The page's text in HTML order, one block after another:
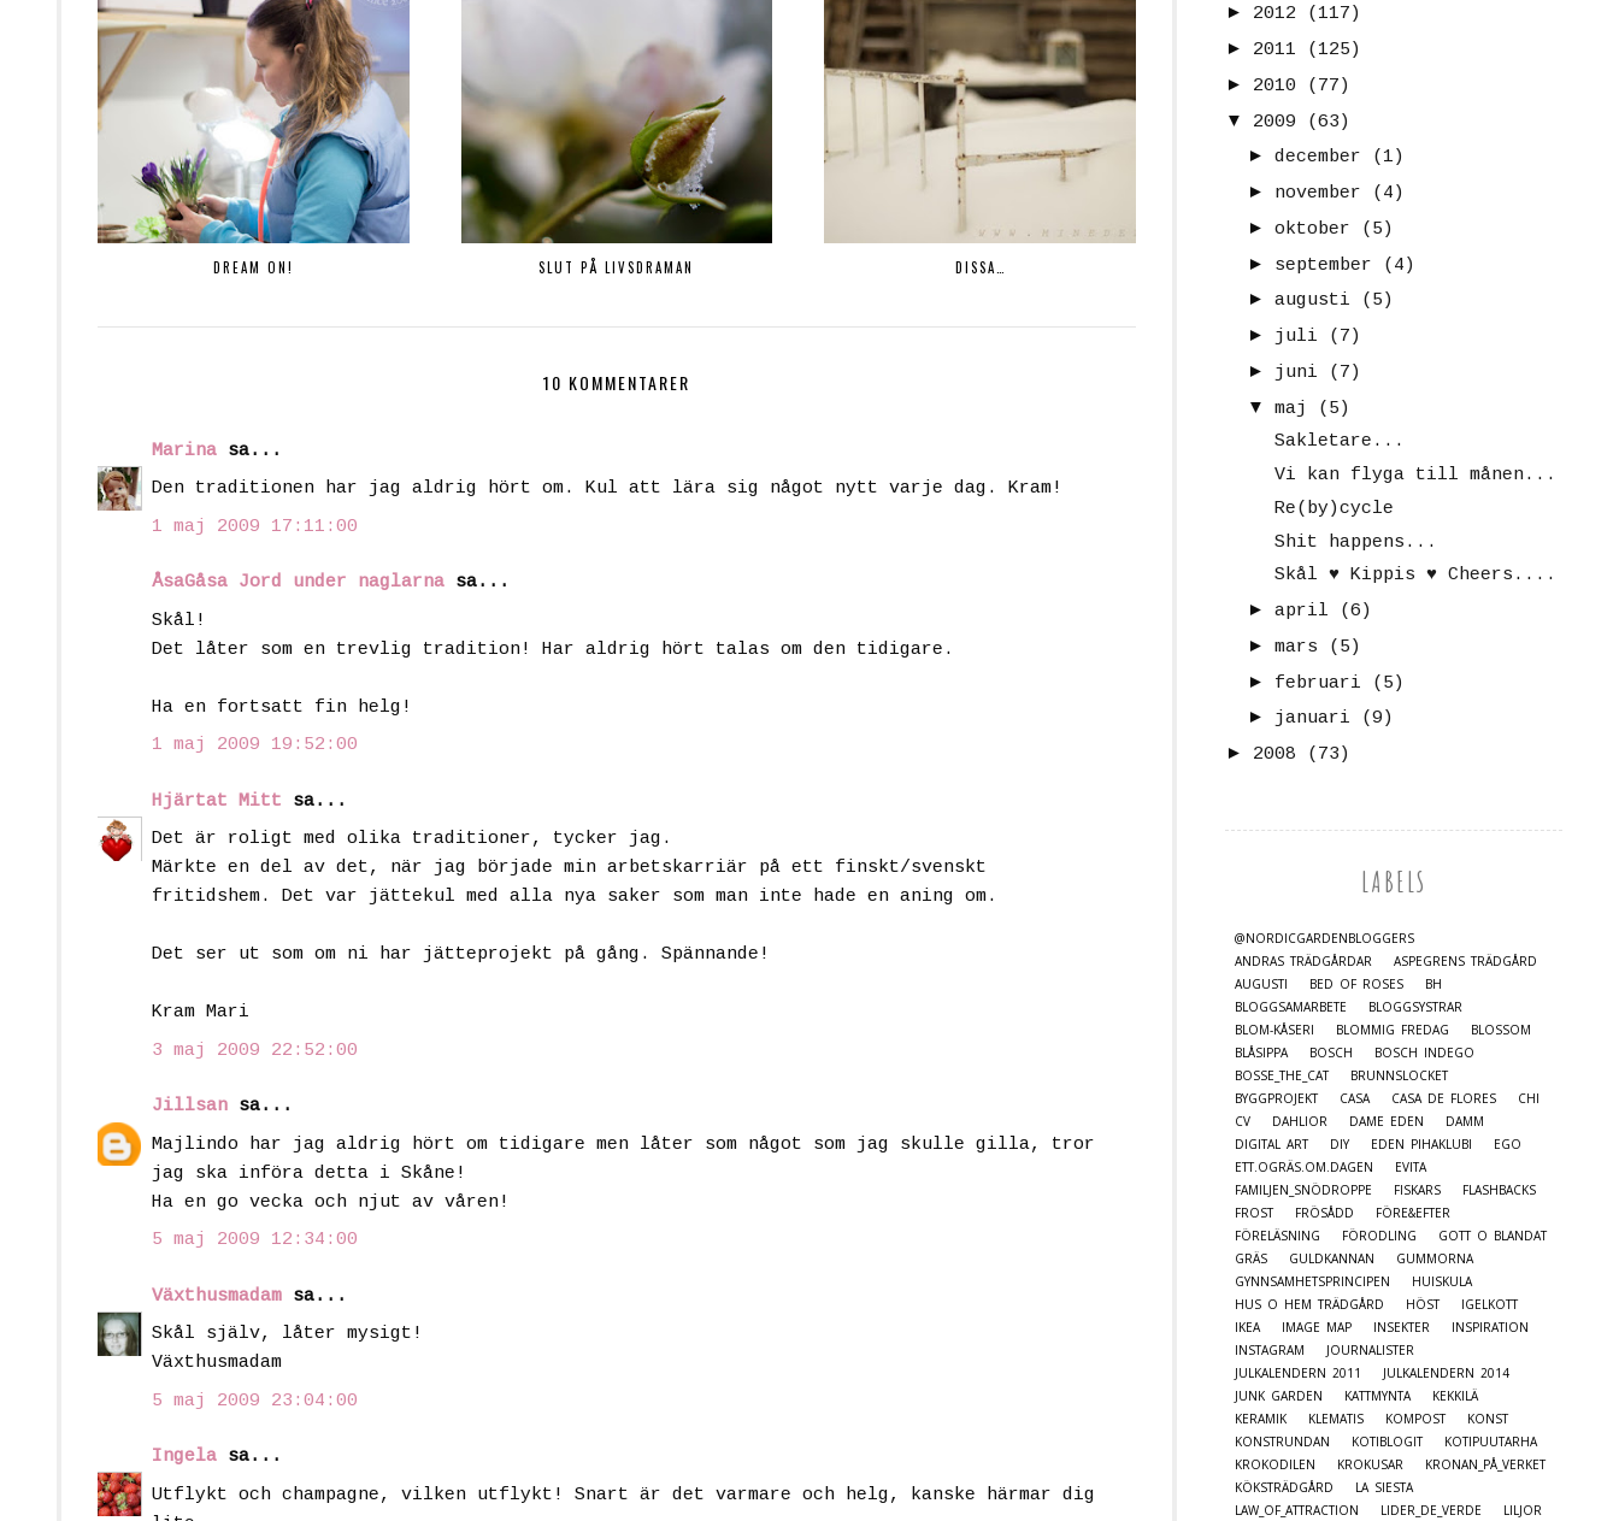
DREAM ON! SLUT PÅ LIVSDRAMAN DISSA…
10 KOMMENTARER
Marina sa...
Den traditionen har jag aldrig hört om. Kul att lära sig något nytt varje dag. Kram!
1 maj 2009 17:11:00
ÅsaGåsa Jord under naglarna sa...
Skål!
Det låter som en trevlig tradition! Har aldrig hört talas om den tidigare.
Ha en fortsatt fin helg!
1 maj 2009 19:52:00
Hjärtat Mitt sa...
Det är roligt med olika traditioner, tycker jag.
Märkte en del av det, när jag började min arbetskarriär på ett finskt/svenskt
fritidshem. Det var jättekul med alla nya saker som man inte hade en aning om.
Det ser ut som om ni har jätteprojekt på gång. Spännande!
Kram Mari
3 maj 2009 22:52:00
Jillsan sa...
Majlindo har jag aldrig hört om tidigare men låter som något som jag skulle gilla, tror
jag ska införa detta i Skåne!
Ha en go vecka och njut av våren!
5 maj 2009 12:34:00
Växthusmadam sa...
Skål själv, låter mysigt!
Växthusmadam
5 maj 2009 23:04:00
Ingela sa...
Utflykt och champagne, vilken utflykt! Snart är det varmare och helg, kanske härmar dig
► 2012
(117)
► 2011
(125)
► 2010
(77)
▼
2009
(63)
► december
(1)
► november
(4)
► oktober
(5)
► september
(4)
► augusti
(5)
► juli
(7)
► juni
(7)
▼
maj
(5)
Sakletare...
Vi kan flyga till månen...
Re(by)cycle
Shit happens...
Skål ♥ Kippis ♥ Cheers....
► april
(6)
► mars
(5)
► februari
(5)
► januari
(9)
► 2008 (73)
LABELS
@NORDICGARDENBLOGGERS
ANDRAS TRÄDGÅRDAR
ASPEGRENS TRÄDGÅRD
AUGUSTI
BED OF ROSES
BH
BLOGGSAMARBETE
BLOGGSYSTRAR
BLOM-KÅSERI
BLOMMIG FREDAG
BLOSSOM
BLÅSIPPA
BOSCH
BOSCH INDEGO
BOSSE_THE_CAT
BRUNNSLOCKET
BYGGPROJEKT
CASA CASA DE FLORES
CHI
CV
DAHLIOR DAME EDEN
DAMM
DIGITAL ART
DIY EDEN PIHAKLUBI
EGO
ETT.OGRÄS.OM.DAGEN
EVITA
FAMILJEN_SNÖDROPPE
FISKARS
FLASHBACKS
FROST
FRÖSÅDD
FÖRE&EFTER
FÖRELÄSNING
FÖRODLING
GOTT O BLANDAT
GRÄS
GULDKANNAN
GUMMORNA
GYNNSAMHETSPRINCIPEN
HUISKULA
HUS O HEM TRÄDGÅRD
HÖST
IGELKOTT
IKEA
IMAGE MAP INSEKTER
INSPIRATION
INSTAGRAM
JOURNALISTER
JULKALENDERN 2011
JULKALENDERN 2014
JUNK GARDEN
KATTMYNTA
KEKKILÄ
KERAMIK
KLEMATIS KOMPOST
KONST
KONSTRUNDAN
KOTIBLOGIT
KOTIPUUTARHA
KROKODILEN
KROKUSAR
KRONAN_PÅ_VERKET
KÖKSTRÄDGÅRD
LA SIESTA
LAW_OF_ATTRACTION
LIDER_DE_VERDE LILJOR